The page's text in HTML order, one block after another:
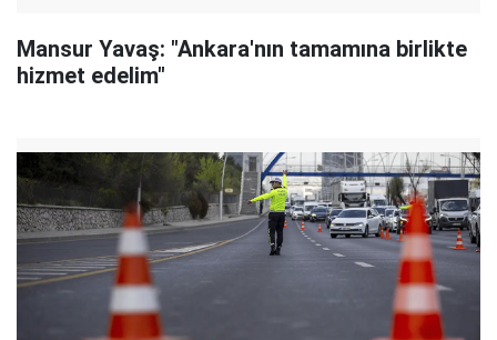
Mansur Yavaş: "Ankara'nın tamamına birlikte
hizmet edelim"